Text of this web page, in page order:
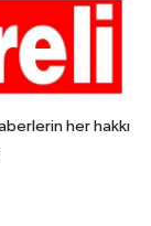
her hakkı